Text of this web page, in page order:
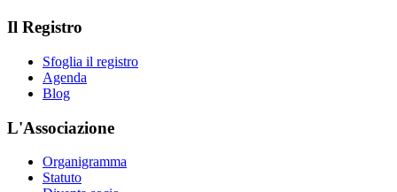
Il Registro
Sfoglia il registro
Agenda
Blog
L'Associazione
Organigramma
Statuto